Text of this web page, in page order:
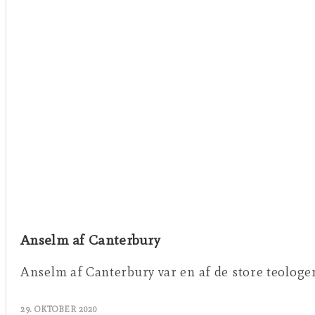
Anselm af Canterbury
Anselm af Canterbury var en af de store
29. OKTOBER 2020